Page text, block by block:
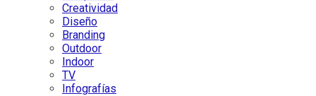
Creatividad
Diseño
Branding
Outdoor
Indoor
TV
Infografías